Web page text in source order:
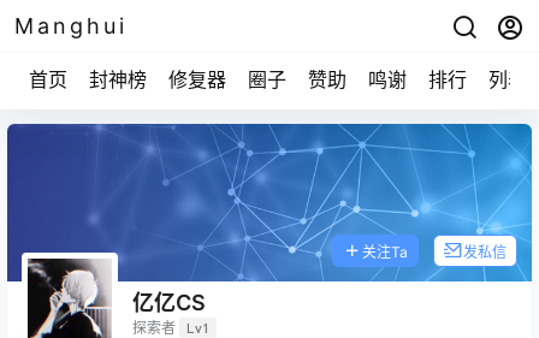
Manghui
首页 封神榜 修复器 圈子 赞助 鸣谢 排行 列表
亿亿CS
探索者 Lv1
关注Ta 发私信